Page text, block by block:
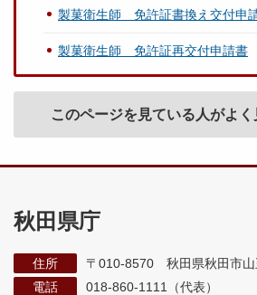
製菓衛生師 免許証書換え交付申
製菓衛生師 免許証再交付申請書
このページを見ている人がよ
秋田県庁
住所
〒010-8570 秋田県秋田市山
電話
018-860-1111（代表）